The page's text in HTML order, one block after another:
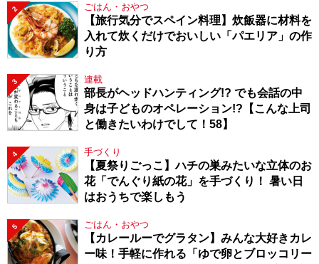
2 ごはん・おやつ
【旅行気分でスペイン料理】炊飯器に材料を
入れて炊くだけでおいしい「パエリア」の作
り方
3 連載
部長がヘッドハンティング!? でも会話の中
身は子どものオペレーション!?【こんな上司
と働きたいわけでして！58】
4 手づくり
【夏祭りごっこ】ハチの巣みたいな立体のお
花「でんぐり紙の花」を手づくり！ 暑い日
はおうちで楽しもう
5 ごはん・おやつ
【カレールーでグラタン】みんな大好きカレ
ー味！手軽に作れる「ゆで卵とブロッコリー